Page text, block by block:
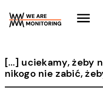
treści
[…] uciekamy, żeby
nikogo nie zabić,